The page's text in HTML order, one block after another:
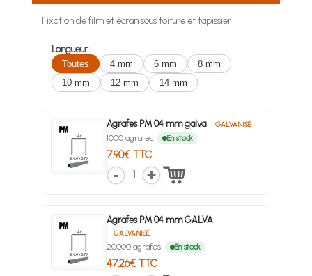
Fixation de film et écran sous toiture et tapissier
Longueur :
Toutes
4 mm 6 mm
8 mm
10 mm
12 mm 14 mm
Agrafes PM 04 mm galva GALVANISÉ
1000 agrafes En stock
7.90€ TTC
1
Agrafes PM 04 mm GALVA
GALVANISÉ
20000 agrafes En stock
47.26€ TTC